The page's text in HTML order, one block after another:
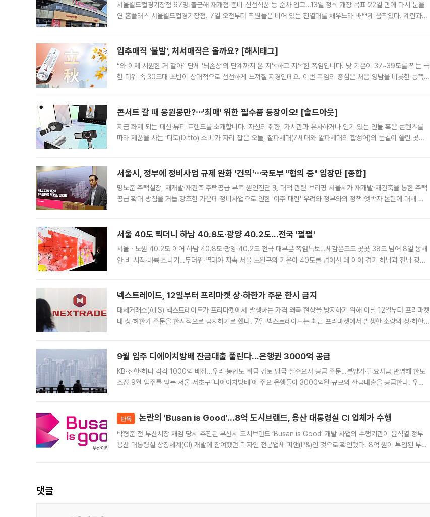
서울월드컵경기장점 67명 출근해 재개점 준비 신선식품 등 순차 입고…13일 정식 개장 목표 22일 만에 다시 문을
연 홈플러스 서울월드컵경기장점. 7일 오전부터 직원들은 비어 있는 진열대를 채우느라 바쁘게 움직였다. 계란과
입추매직 '불발', 처서매직은 올까요? [해시태그]
“와 이제 시원한 거 같아” 단체 ‘뇌손상’의 단계까지 온 지독하고 지독한 폭염입니다. 낮 기온이 37~39도를 찍는 극
한 더위 속 30도대 초반이 상대적으로 선선하게 느껴질 지경인데요. 이번 폭염의 중심은 처음 영남을 비롯한 동쪽
콘서트 갈 때 응원봉만?⋯'최애' 위한 필수품 등장이오! [솔드아웃]
지금 화제 되는 패션·뷰티 트렌드를 소개합니다. 자신의 취향, 가치관과 유사하거나 인기 있는 인물 혹은 콘텐츠를
따라 제품을 사는 '디토(Ditto) 소비'가 자리 잡은 오늘, 잘파세대(Z세대와 알파세대의 합성어)의 눈길이 쏠린 곳은
서울시, 정부에 정비사업 규제 완화 '건의'⋯국토부 "협의 중" 입장만 [종합]
명노준 주택실장, 재개발·재건축 주택공급 부족 원인진단 및 대책 관련 브리핑 서울시가 재개발·재건축을 통한 주택
공급 확대 방침을 거듭 강조한 가운데 정비사업으로 인한 '이주 대란' 우려와 정부와의 정책 엇박자 논란에 대해 정
서울 40도 찍더니 하남 40.8도·광양 40.2도…전국 '펄펄'
서울ㆍ노원 40.2도 이어 하남 40.8도·광양 40.2도 전국 대부분 폭염특보…체감온도도 곳곳 38도 넘어 8일 동해
안 비 시작·내륙 소나기…무더위·열대야 지속 서울 노원구의 기온이 40도를 넘어선 데 이어 경기 하남과 전남 광양
넥스트레이드, 12일부터 프리마켓 상·하한가 주문 한시 금지
대체거래소(ATS) 넥스트레이드가 프리마켓에서 발생하는 가격 왜곡 현상을 방지하기 위해 이달 12일부터 프리마켓
내 상·하한가 주문을 한시적으로 금지하기로 했다. 7일 넥스트레이드는 최근 프리마켓에서 발생한 소량의 상·하한
9월 입주 디에이치방배 잔금대출 풀린다…은행권 3000억 공급
KB·신한·하나 각각 1000억 배정…우리·농협도 취급 검토 당국 실수요자 공급 주문…분양가·필요자금 반영해 한도
조정 9월 입주를 앞둔 서울 서초구 ‘디에이치방배’에 주요 은행들이 3000억원 규모의 잔금대출을 공급한다. 우리
단독 논란의 'Busan is Good'…8억 도시브랜드, 용산 대통령실 CI 업체가 수행
박형준 전 부산시장 재임 당시 추진된 부산시 도시브랜드 ‘Busan is Good’ 개발 사업의 수행기관이 윤석열 정부
용산 대통령실 상징체계(CI) 개발에 참여했던 디자인 전문업체 피앤(P&)인 것으로 확인됐다. 8억 원이 투입된 부산
댓글